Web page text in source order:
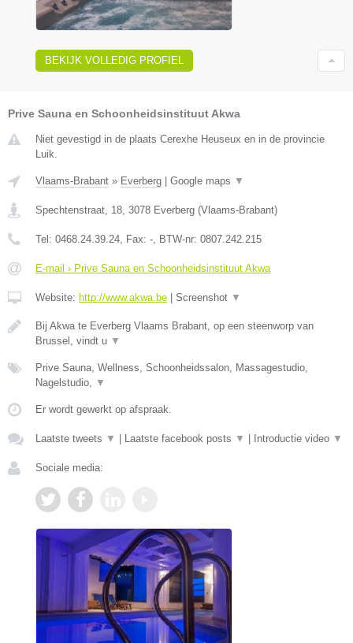
BEKIJK VOLLEDIG PROFIEL
Prive Sauna en Schoonheidsinstituut Akwa
Niet gevestigd in de plaats Cerexhe Heuseux en in de provincie
Luik.
Vlaams-Brabant » Everberg Google maps ▼
Spechtenstraat, 18, 3078 Everberg (Vlaams-Brabant)
Tel: 0468.24.39.24, Fax: -, BTW-nr: 0807.242.215
E-mail › Prive Sauna en Schoonheidsinstituut Akwa
Website: http://www.akwa.be Screenshot ▼
Bij Akwa te Everberg Vlaams Brabant, op een steenworp van
Brussel, vindt u ▼
Prive Sauna, Wellness, Schoonheidssalon, Massagestudio,
Nagelstudio, ▼
Er wordt gewerkt op afspraak.
Laatste tweets ▼ Laatste facebook posts ▼ Introductie video ▼
Sociale media: